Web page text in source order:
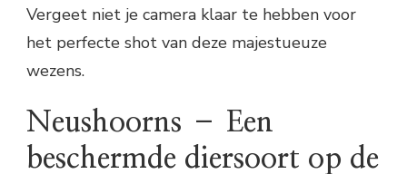
Vergeet niet je camera klaar te hebben voor
het perfecte shot van deze majestueuze
wezens.
Neushoorns – Een
beschermde diersoort op de